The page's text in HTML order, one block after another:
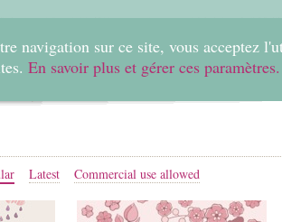
navigation sur ce site, vous acceptez
En savoir plus et gérer ces paramètres.
Latest Commercial use allowed